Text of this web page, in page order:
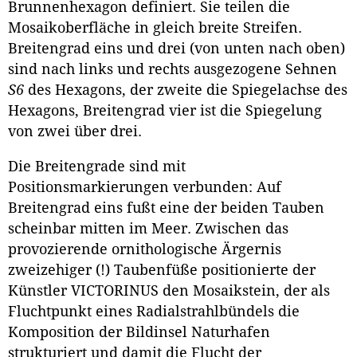
Brunnenhexagon definiert. Sie teilen die
Mosaikoberfläche in gleich breite Streifen.
Breitengrad eins und drei (von unten nach oben)
sind nach links und rechts ausgezogene Sehnen
S6 des Hexagons, der zweite die Spiegelachse des
Hexagons, Breitengrad vier ist die Spiegelung
von zwei über drei.
Die Breitengrade sind mit
Positionsmarkierungen verbunden: Auf
Breitengrad eins fußt eine der beiden Tauben
scheinbar mitten im Meer. Zwischen das
provozierende ornithologische Ärgernis
zweizehiger (!) Taubenfüße positionierte der
Künstler VICTORINUS den Mosaikstein, der als
Fluchtpunkt eines Radialstrahlbündels die
Komposition der Bildinsel Naturhafen
strukturiert und damit die Flucht der